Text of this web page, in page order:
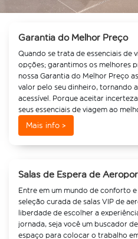
Garantia do Melhor Preço
Quando se trata de essenciais de
opções; garantimos os melhores
nossa Garantia do Melhor Preço
valor pelo seu dinheiro, tornando
acessível. Porque aceitar
seus essenciais de viagem ao
Mais info >
Salas de Espera de
Entre em um mundo de conforto
seleção curada de salas VIP de
liberdade de escolher a
jornada, seja você um buscador
espaço para colocar o trabalho